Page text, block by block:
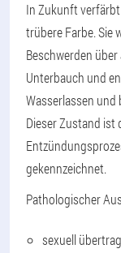
In Zukunft
trübere Farbe. Sie
Beschwerden
Unterbauch und
Wasserlassen und
Dieser Zustand ist
gekennzeichnet.
Pathologischer
sexuell